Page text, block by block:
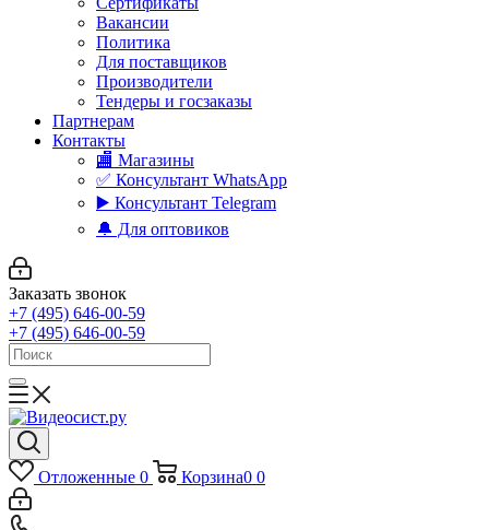
Вакансии
Политика
Для поставщиков
Производители
Тендеры и госзаказы
Партнерам
Контакты
🏬 Магазины
✅️ Консультант WhatsApp
▶️ Консультант Telegram
🔔 Для оптовиков
Заказать звонок
+7 (495) 646-00-59
+7 (495) 646-00-59
Отложенные 0 Корзина0 0